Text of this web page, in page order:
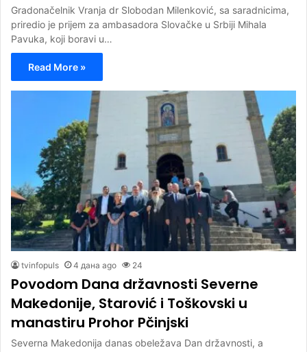
Gradonačelnik Vranja dr Slobodan Milenković, sa saradnicima,
priredio je prijem za ambasadora Slovačke u Srbiji Mihala
Pavuka, koji boravi u…
Read More »
tvinfopuls 4 дана ago 24
Povodom Dana državnosti Severne
Makedonije, Starović i Toškovski u
manastiru Prohor Pčinjski
Severna Makedonija danas obeležava Dan državnosti, a